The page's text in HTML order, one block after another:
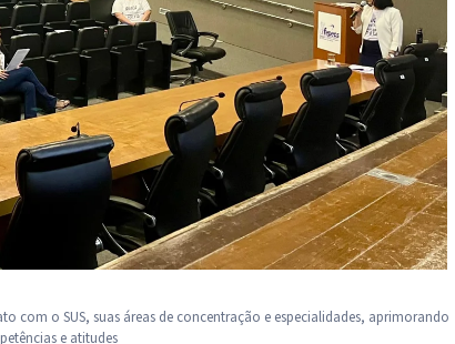
com o SUS, suas áreas de concentração e especialidades, aprimorando
e atitudes